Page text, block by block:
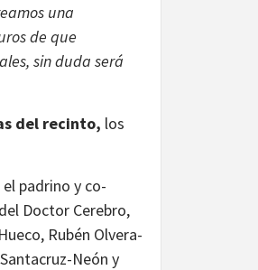
una
de que
sin duda será
del recinto, los
el padrino y co-
Doctor Cerebro,
Rubén Olvera-
Neón y